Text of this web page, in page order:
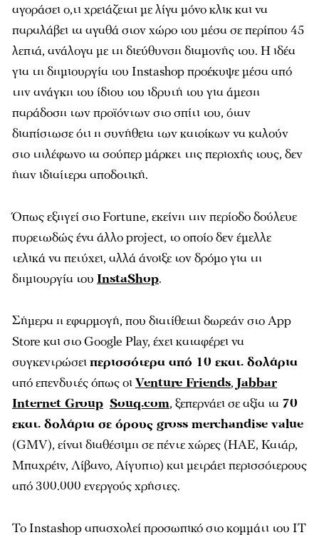
αγοράσει ο,τι χρειάζεται με λίγα μόνο κλικ και να
παραλάβει τα αγαθά στον χώρο του μέσα σε περίπου 45
λεπτά, ανάλογα με τη διεύθυνση διαμονής του. Η ιδέα
για τη δημιουργία του Instashop προέκυψε μέσα από
την ανάγκη του ίδιου του ιδρυτή του για άμεση
παράδοση των προϊόντων στο σπίτι του, όταν
διαπίστωσε ότι η συνήθεια των κατοίκων να καλούν
στο τηλέφωνο τα σούπερ μάρκετ της περιοχής τους, δεν
ήταν ιδιαίτερα αποδοτική.
Όπως εξηγεί στο Fortune, εκείνη την περίοδο δούλευε
πυρετωδώς ένα άλλο project, το οποίο δεν έμελλε
τελικά να πετύχει, αλλά άνοιξε τον δρόμο για τη
δημιουργία του InstaShop.
Σήμερα η εφαρμογή, που διατίθεται δωρεάν στο App
Store και στο Google Play, έχει καταφέρει να
συγκεντρώσειπερισσότερα από 10 εκατ. δολάρια
από επενδυτές όπως οιVenture Friends, Jabbar
Internet Group Souq.com, ξεπερνάει σε αξία τα 70
εκατ. δολάρια σε όρους gross merchandise value
(GMV), είναι διαθέσιμη σε πέντε χώρες (ΗΑΕ, Κατάρ,
Μπαχρέιν, Λίβανο, Αίγυπτο) και μετράει περισσότερους
από 300.000 ενεργούς χρήστες.
To Ιnstashop απασχολεί προσωπικό στο κομμάτι του IT